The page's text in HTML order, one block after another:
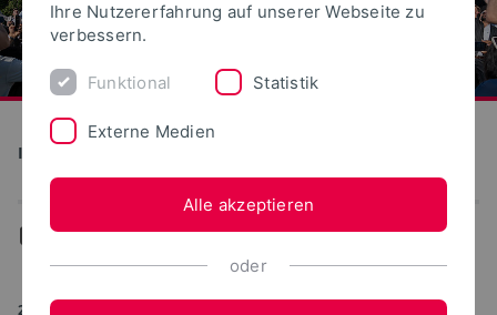
Institute for Life Science Technologies
... News
22.12.2023
Ihre Nutzererfahrung auf unserer Webseite zu
verbessern.
Funktional Statistik
Externe Medien
Alle akzeptieren
oder